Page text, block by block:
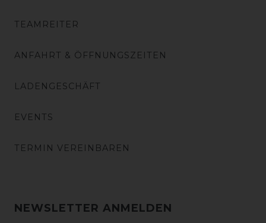
TEAMREITER
ANFAHRT & ÖFFNUNGSZEITEN
LADENGESCHÄFT
EVENTS
TERMIN VEREINBAREN
NEWSLETTER ANMELDEN